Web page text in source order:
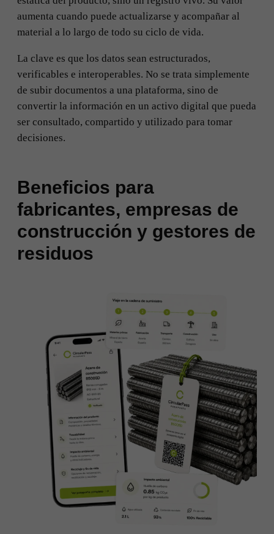
aumenta cuando puede actualizarse y acompañar al
material a lo largo de todo su ciclo de vida.
La clave es que los datos sean estructurados,
verificables e interoperables. No se trata simplemente
de subir documentos a una plataforma, sino de
convertir la información en un activo digital que pueda
ser consultado, compartido y utilizado para tomar
decisiones.
Beneficios para
fabricantes, empresas de
construcción y gestores de
residuos